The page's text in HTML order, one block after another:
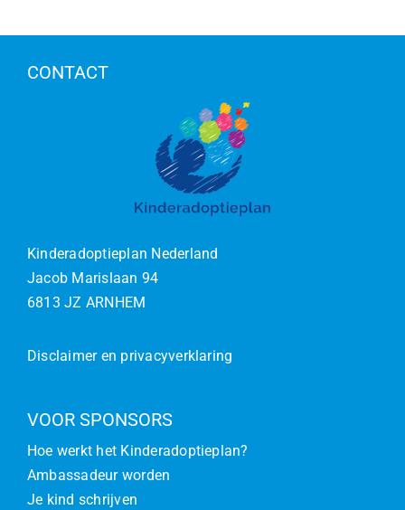
CONTACT
Kinderadoptieplan Nederland
Jacob Marislaan 94
6813 JZ ARNHEM
Disclaimer en privacyverklaring
VOOR SPONSORS
Hoe werkt het Kinderadoptieplan?
Ambassadeur worden
Je kind schrijven